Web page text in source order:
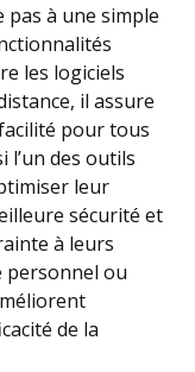
pas à une simple
les logiciels
il assure
pour tous
l’un des outils
leur
sécurité et
à leurs
personnel ou
de la